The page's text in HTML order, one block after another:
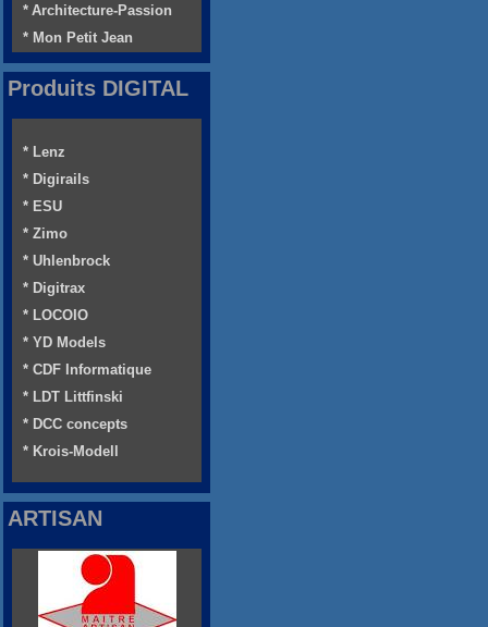
* Architecture-Passion
* Mon Petit Jean
Produits DIGITAL
* Lenz
* Digirails
* ESU
* Zimo
* Uhlenbrock
* Digitrax
* LOCOIO
* YD Models
* CDF Informatique
* LDT Littfinski
* DCC concepts
* Krois-Modell
ARTISAN